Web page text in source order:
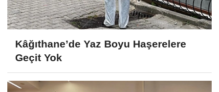
Kâğıthane’de Yaz Boyu Haşerelere
Geçit Yok